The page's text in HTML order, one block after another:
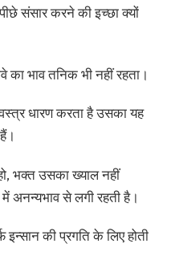
संसार करने की इच्छा क्यों
का भाव तनिक भी नहीं रहता।
धारण करता है उसका यह
भक्त उसका ख्याल नहीं
अनन्यभाव से लगी रहती है।
इन्सान की प्रगति के लिए होती